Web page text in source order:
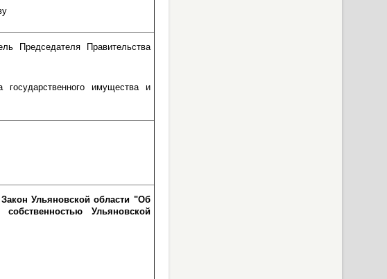
Председателя Правительства
государственного имущества и
Ульяновской области "Об
Ульяновской